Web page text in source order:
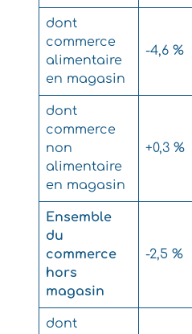
dont
commerce
alimentaire
en magasin
-4,6 %
dont
commerce
non
alimentaire
en magasin
+0,3 %
Ensemble
du
commerce
hors
magasin
-2,5 %
dont